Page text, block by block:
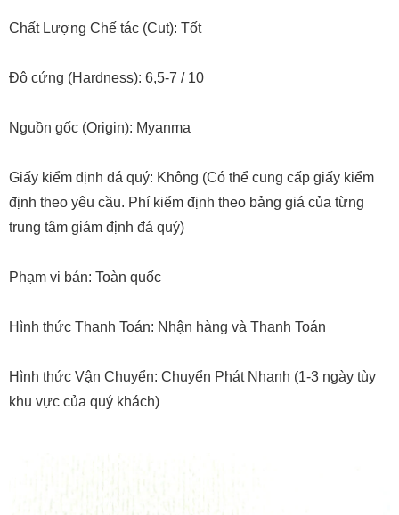
Chất Lượng Chế tác (Cut): Tốt
Độ cứng (Hardness): 6,5-7 / 10
Nguồn gốc (Origin): Myanma
Giấy kiểm định đá quý: Không (Có thể cung cấp giấy kiểm
định theo yêu cầu. Phí kiểm định theo bảng giá của từng
trung tâm giám định đá quý)
Phạm vi bán: Toàn quốc
Hình thức Thanh Toán: Nhận hàng và Thanh Toán
Hình thức Vận Chuyển: Chuyển Phát Nhanh (1-3 ngày tùy
khu vực của quý khách)